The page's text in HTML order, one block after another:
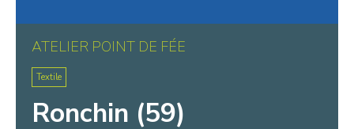
ATELIER POINT DE FÉE
Textile
Ronchin (59)